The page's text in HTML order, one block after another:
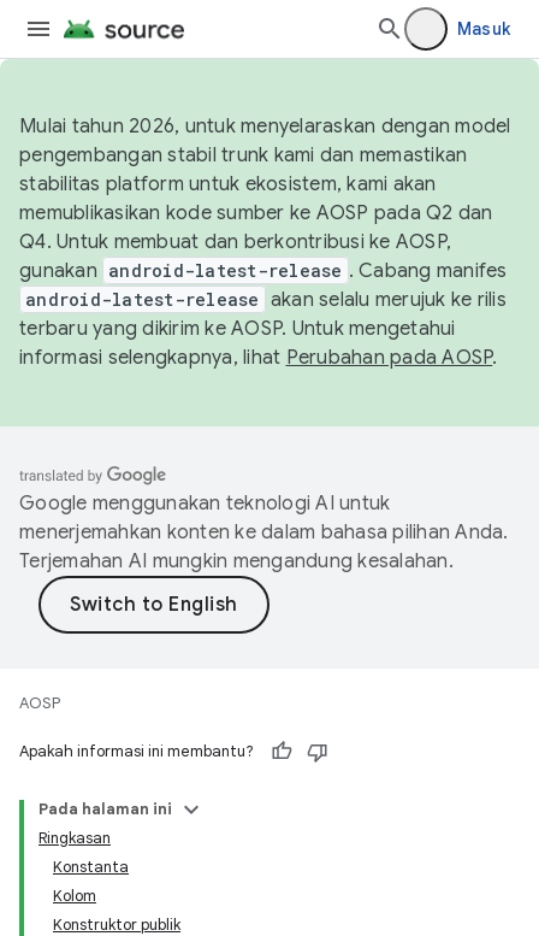
Masuk
Mulai tahun 2026, untuk menyelaraskan dengan model
pengembangan stabil trunk kami dan memastikan
stabilitas platform untuk ekosistem, kami akan
memublikasikan kode sumber ke AOSP pada Q2 dan
Q4. Untuk membuat dan berkontribusi ke AOSP,
gunakan android-latest-release . Cabang manifes
android-latest-release akan selalu merujuk ke rilis
terbaru yang dikirim ke AOSP. Untuk mengetahui
informasi selengkapnya, lihat Perubahan pada AOSP.
Google menggunakan teknologi AI untuk
menerjemahkan konten ke dalam bahasa pilihan Anda.
Terjemahan AI mungkin mengandung kesalahan.
AOSP
Apakah informasi ini membantu?
Pada halaman ini
Ringkasan
Konstanta
Kolom
Konstruktor publik